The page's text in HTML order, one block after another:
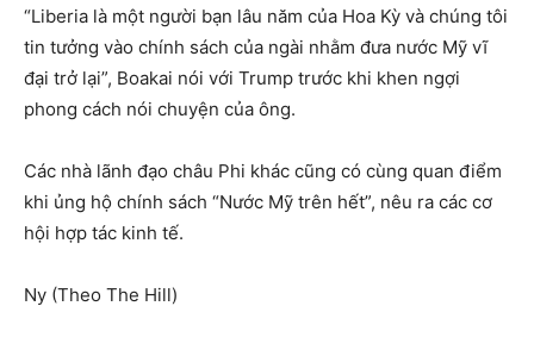
“Liberia là một người bạn lâu năm của Hoa Kỳ và chúng tôi
tin tưởng vào chính sách của ngài nhằm đưa nước Mỹ vĩ
đại trở lại”, Boakai nói với Trump trước khi khen ngợi
phong cách nói chuyện của ông.
Các nhà lãnh đạo châu Phi khác cũng có cùng quan điểm
khi ủng hộ chính sách “Nước Mỹ trên hết”, nêu ra các cơ
hội hợp tác kinh tế.
Ny (Theo The Hill)